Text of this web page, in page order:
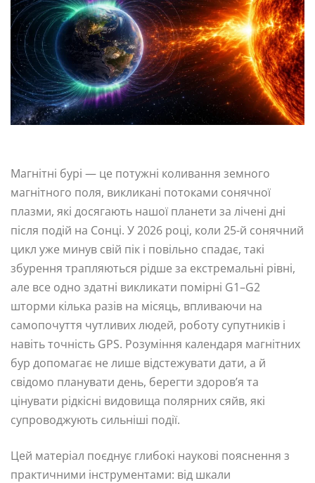
Магнітні бурі — це потужні коливання земного
магнітного поля, викликані потоками сонячної
плазми, які досягають нашої планети за лічені дні
після подій на Сонці. У 2026 році, коли 25-й сонячний
цикл уже минув свій пік і повільно спадає, такі
збурення трапляються рідше за екстремальні рівні,
але все одно здатні викликати помірні G1–G2
шторми кілька разів на місяць, впливаючи на
самопочуття чутливих людей, роботу супутників і
навіть точність GPS. Розуміння календаря магнітних
бур допомагає не лише відстежувати дати, а й
свідомо планувати день, берегти здоров’я та
цінувати рідкісні видовища полярних сяйв, які
супроводжують сильніші події.
Цей матеріал поєднує глибокі наукові пояснення з
практичними інструментами: від шкали